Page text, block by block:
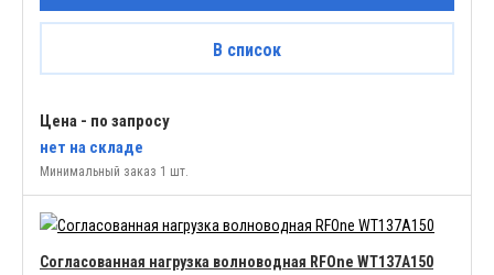
Минимальный заказ 1 шт.
В список
Цена - по запросу
нет на складе
Согласованная нагрузка волноводная RFOne WT137A150